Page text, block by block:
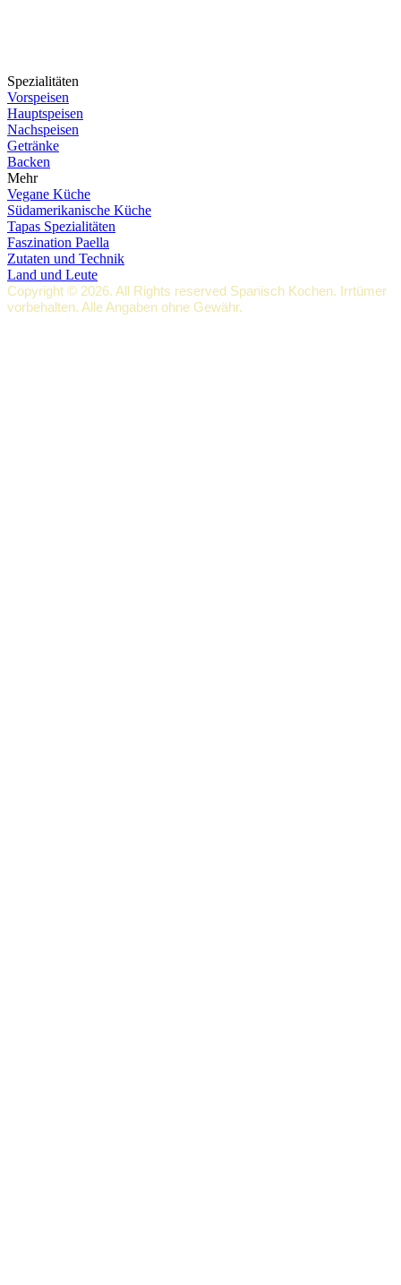
Spezialitäten
Vorspeisen
Hauptspeisen
Nachspeisen
Getränke
Backen
Mehr
Vegane Küche
Südamerikanische Küche
Tapas Spezialitäten
Faszination Paella
Zutaten und Technik
Land und Leute
Copyright © 2026. All Rights reserved Spanisch Kochen. Irrtümer
vorbehalten. Alle Angaben ohne Gewähr.